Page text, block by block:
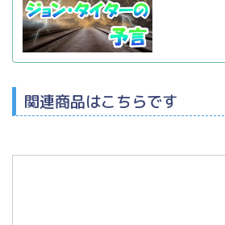
関連商品はこちらです